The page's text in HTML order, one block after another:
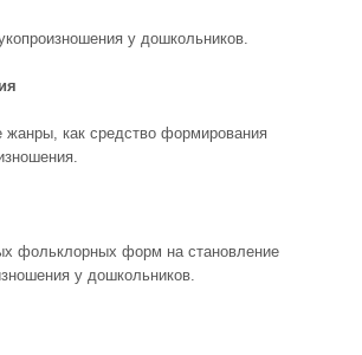
у дошкольников.
как средство формирования
фольклорных форм на становление
у дошкольников.